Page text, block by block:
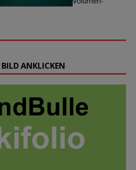
ANKLICKEN